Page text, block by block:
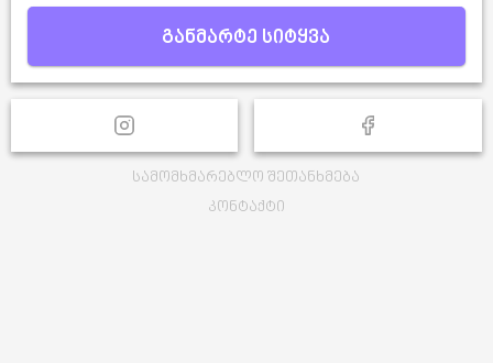
განმარტე სიტყვა
სამომხმარებლო შეთანხმება
კონტაქტი